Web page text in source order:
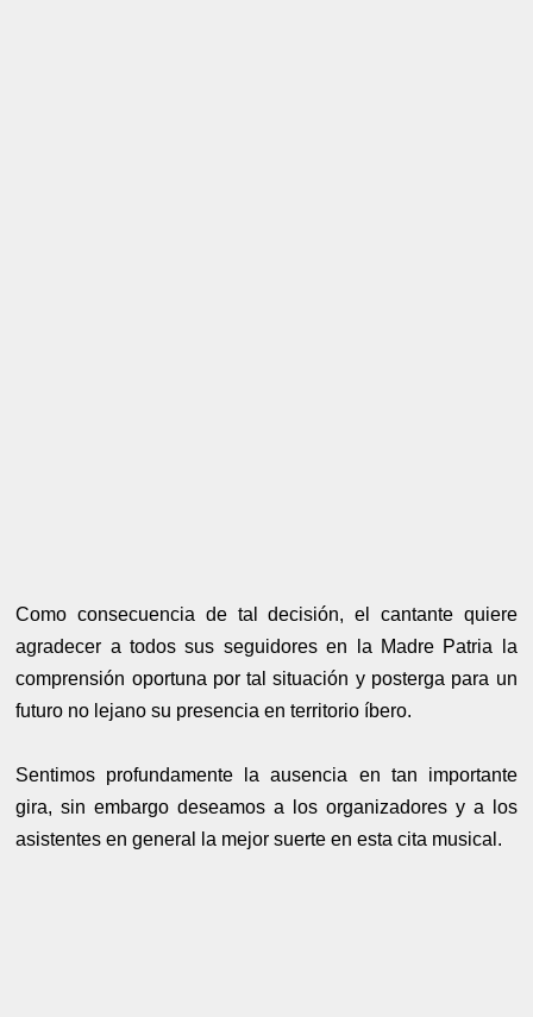
Como consecuencia de tal decisión, el cantante quiere
agradecer a todos sus seguidores en la Madre Patria la
comprensión oportuna por tal situación y posterga para un
futuro no lejano su presencia en territorio íbero.
Sentimos profundamente la ausencia en tan importante
gira, sin embargo deseamos a los organizadores y a los
asistentes en general la mejor suerte en esta cita musical.